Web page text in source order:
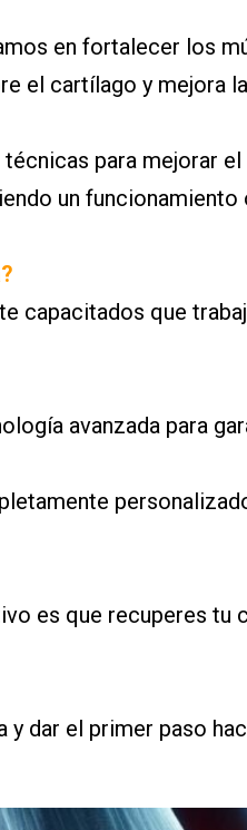
en fortalecer los
el cartílago y mejora
para mejorar
un funcionamiento
capacitados que
avanzada para
es que recuperes tu
dar el primer paso